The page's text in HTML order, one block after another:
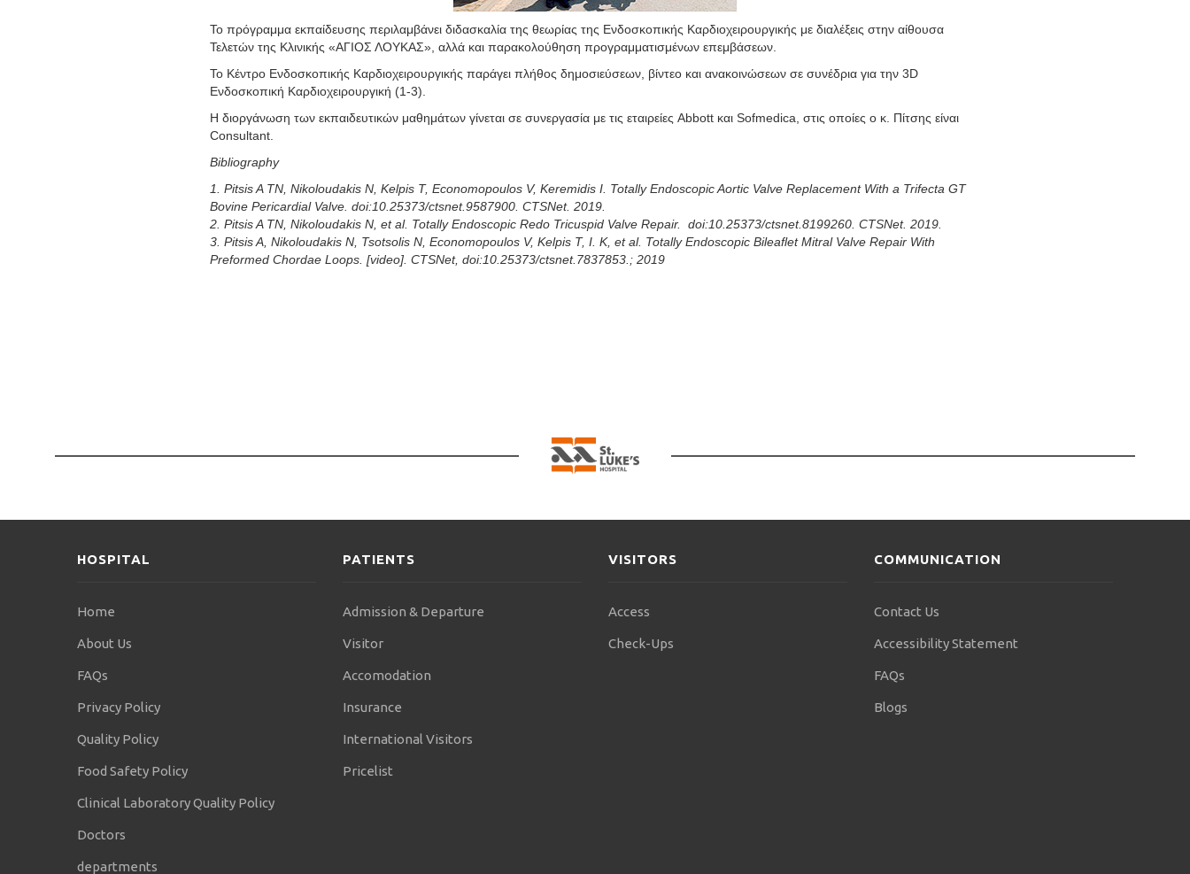
Το πρόγραμμα εκπαίδευσης περιλαμβάνει διδασκαλία της θεωρίας της Ενδοσκοπικής Καρδιοχειρουργικής με διαλέξεις στην αίθουσα
Τελετών της Κλινικής «ΑΓΙΟΣ ΛΟΥΚΑΣ», αλλά και παρακολούθηση προγραμματισμένων επεμβάσεων.
Το Κέντρο Ενδοσκοπικής Καρδιοχειρουργικής παράγει πλήθος δημοσιεύσεων, βίντεο και ανακοινώσεων σε συνέδρια για την 3D
Ενδοσκοπική Καρδιοχειρουργική (1-3).
Η διοργάνωση των εκπαιδευτικών μαθημάτων γίνεται σε συνεργασία με τις εταιρείες Abbott και Sofmedica, στις οποίες ο κ. Πίτσης είναι
Consultant.
Bibliography
1. Pitsis A TN, Nikoloudakis N, Kelpis T, Economopoulos V, Keremidis I. Totally Endoscopic Aortic Valve Replacement With a Trifecta GT
Bovine Pericardial Valve. doi:10.25373/ctsnet.9587900. CTSNet. 2019.
2. Pitsis A TN, Nikoloudakis N, et al. Totally Endoscopic Redo Tricuspid Valve Repair. doi:10.25373/ctsnet.8199260. CTSNet. 2019.
3. Pitsis A, Nikoloudakis N, Tsotsolis N, Economopoulos V, Kelpis T, I. K, et al. Totally Endoscopic Bileaflet Mitral Valve Repair With
Preformed Chordae Loops. [video]. CTSNet, doi:10.25373/ctsnet.7837853.; 2019
HOSPITAL
Home
About Us
FAQs
Privacy Policy
Quality Policy
Food Safety Policy
Clinical Laboratory Quality Policy
Doctors
departments
PATIENTS
Admission & Departure
Visitor
Accomodation
Insurance
International Visitors
Pricelist
VISITORS
Access
Check-Ups
COMMUNICATION
Contact Us
Accessibility Statement
FAQs
Blogs